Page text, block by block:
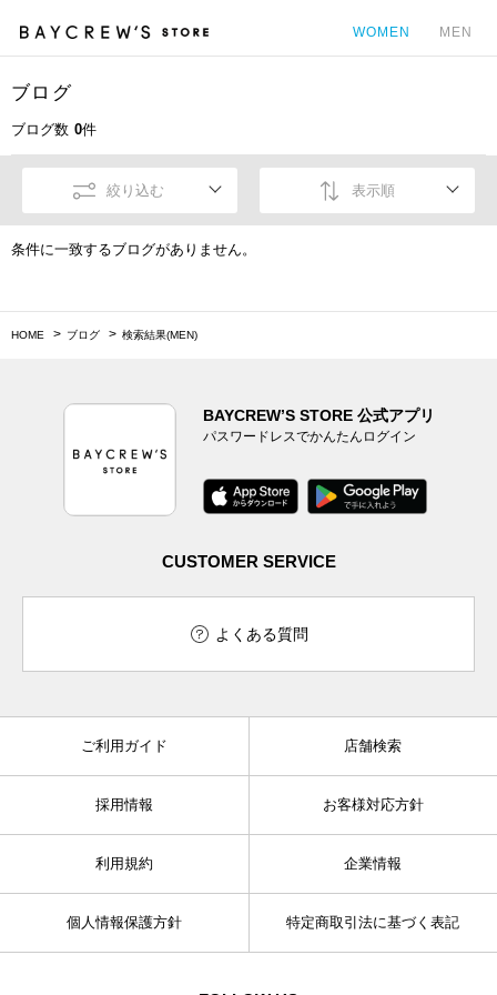
WOMEN MEN
ブログ
ブログ数 0件
絞り込む 表示順
条件に一致するブログがありません。
HOME ブログ 検索結果(MEN)
BAYCREW’S STORE 公式アプリ
パスワードレスでかんたんログイン
CUSTOMER SERVICE
よくある質問
ご利用ガイド 店舗検索
採用情報 お客様対応方針
利用規約 企業情報
個人情報保護方針 特定商取引法に基づく表記